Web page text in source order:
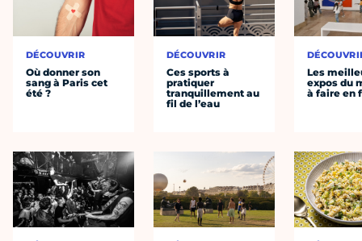
DÉCOUVRIR
Où donner son
sang à Paris cet
été ?
DÉCOUVRIR
Ces sports à
pratiquer
tranquillement au
fil de l’eau
Les
expos du
à faire en